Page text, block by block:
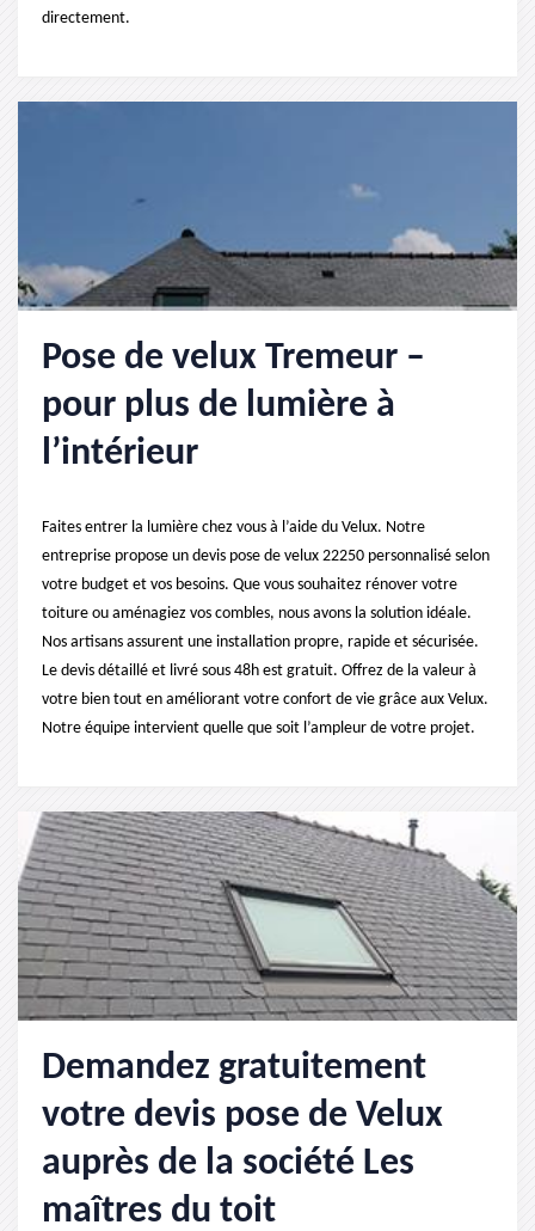
directement.
Pose de velux Tremeur –
pour plus de lumière à
l’intérieur
Faites entrer la lumière chez vous à l’aide du Velux. Notre
entreprise propose un devis pose de velux 22250 personnalisé selon
votre budget et vos besoins. Que vous souhaitez rénover votre
toiture ou aménagiez vos combles, nous avons la solution idéale.
Nos artisans assurent une installation propre, rapide et sécurisée.
Le devis détaillé et livré sous 48h est gratuit. Offrez de la valeur à
votre bien tout en améliorant votre confort de vie grâce aux Velux.
Notre équipe intervient quelle que soit l’ampleur de votre projet.
Demandez gratuitement
votre devis pose de Velux
auprès de la société Les
maîtres du toit